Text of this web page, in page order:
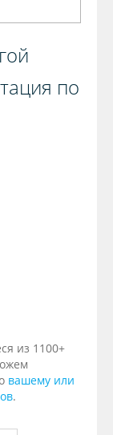
по
из 1100+
вашему или
.